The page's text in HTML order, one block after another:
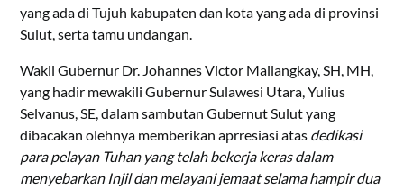
yang ada di Tujuh kabupaten dan kota yang ada di provinsi
Sulut, serta tamu undangan.
Wakil Gubernur Dr. Johannes Victor Mailangkay, SH, MH,
yang hadir mewakili Gubernur Sulawesi Utara, Yulius
Selvanus, SE, dalam sambutan Gubernut Sulut yang
dibacakan olehnya memberikan aprresiasi atas dedikasi
para pelayan Tuhan yang telah bekerja keras dalam
menyebarkan Injil dan melayani jemaat selama hampir dua